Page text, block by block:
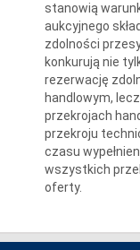
stanowią
aukcyjnego
zdolności
konkurują nie
rezerwację
handlowym,
przekrojach
przekroju
czasu
wszystkich
oferty.